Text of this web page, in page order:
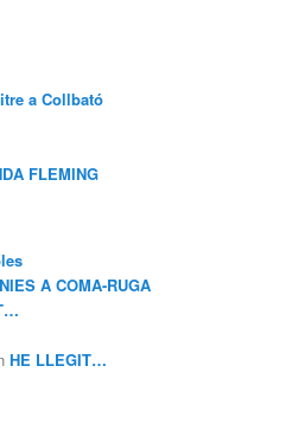
a Collbató
FLEMING
A COMA-RUGA
HE LLEGIT…